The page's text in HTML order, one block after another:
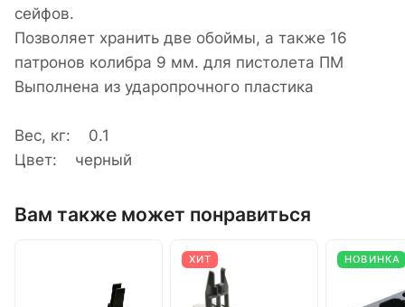
сейфов.
Позволяет хранить две обоймы, а также 16
патронов колибра 9 мм. для пистолета ПМ
Выполнена из ударопрочного пластика
Вес, кг: 0.1
Цвет: черный
Вам также может понравиться
ХИТ НОВИНКА